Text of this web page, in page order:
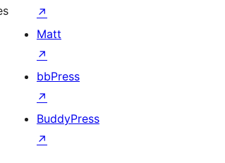
↗
Matt
↗
bbPress
↗
BuddyPress
↗